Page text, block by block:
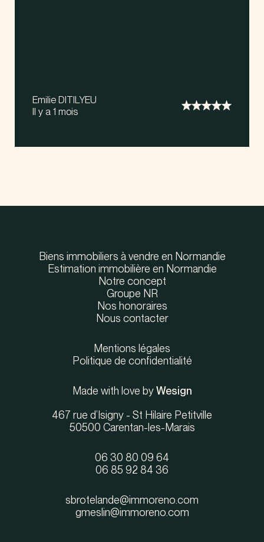
Emilie DITILYEU
Il y a 1 mois
Biens immobiliers à vendre en Normandie
Estimation immobilière en Normandie
Notre concept
Groupe NR
Nos honoraires
Nous contacter
Mentions légales
Politique de confidentialité
Made with love byWesign
467 rue d’Isigny - St Hilaire Petitville
50500 Carentan-les-Marais
06 30 80 09 64
06 85 92 84 36
sbrotelande@immoreno.com
gmeslin@immoreno.com